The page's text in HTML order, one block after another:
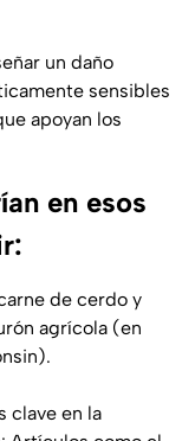
un daño
sensibles
apoyan los
en esos
de cerdo y
agrícola (en
clave en la